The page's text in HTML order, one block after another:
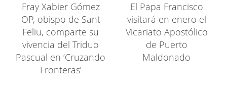
Fray Xabier Gómez
OP, obispo de Sant
Feliu, comparte su
vivencia del Triduo
Pascual en ‘Cruzando
Fronteras’
El Papa Francisco
visitará en enero el
Vicariato Apostólico
de Puerto
Maldonado